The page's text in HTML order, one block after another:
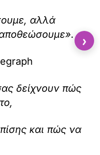
αλλά
δείχνουν πώς
και πώς να
›